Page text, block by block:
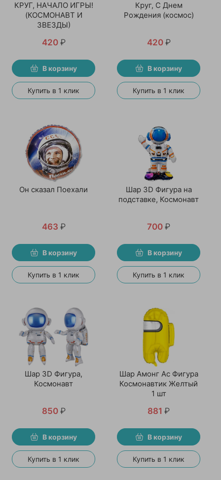
КРУГ, НАЧАЛО ИГРЫ!
(КОСМОНАВТ И
ЗВЕЗДЫ)
420 ₽
В корзину
Купить в 1 клик
Круг, С Днем
Рождения (космос)
420 ₽
В корзину
Купить в 1 клик
Он сказал Поехали
463 ₽
В корзину
Купить в 1 клик
Шар 3D Фигура на
подставке, Космонавт
700 ₽
В корзину
Купить в 1 клик
Шар 3D Фигура,
Космонавт
850 ₽
В корзину
Купить в 1 клик
Шар Амонг Ас Фигура
Космонавтик Желтый
1 шт
881 ₽
В корзину
Купить в 1 клик